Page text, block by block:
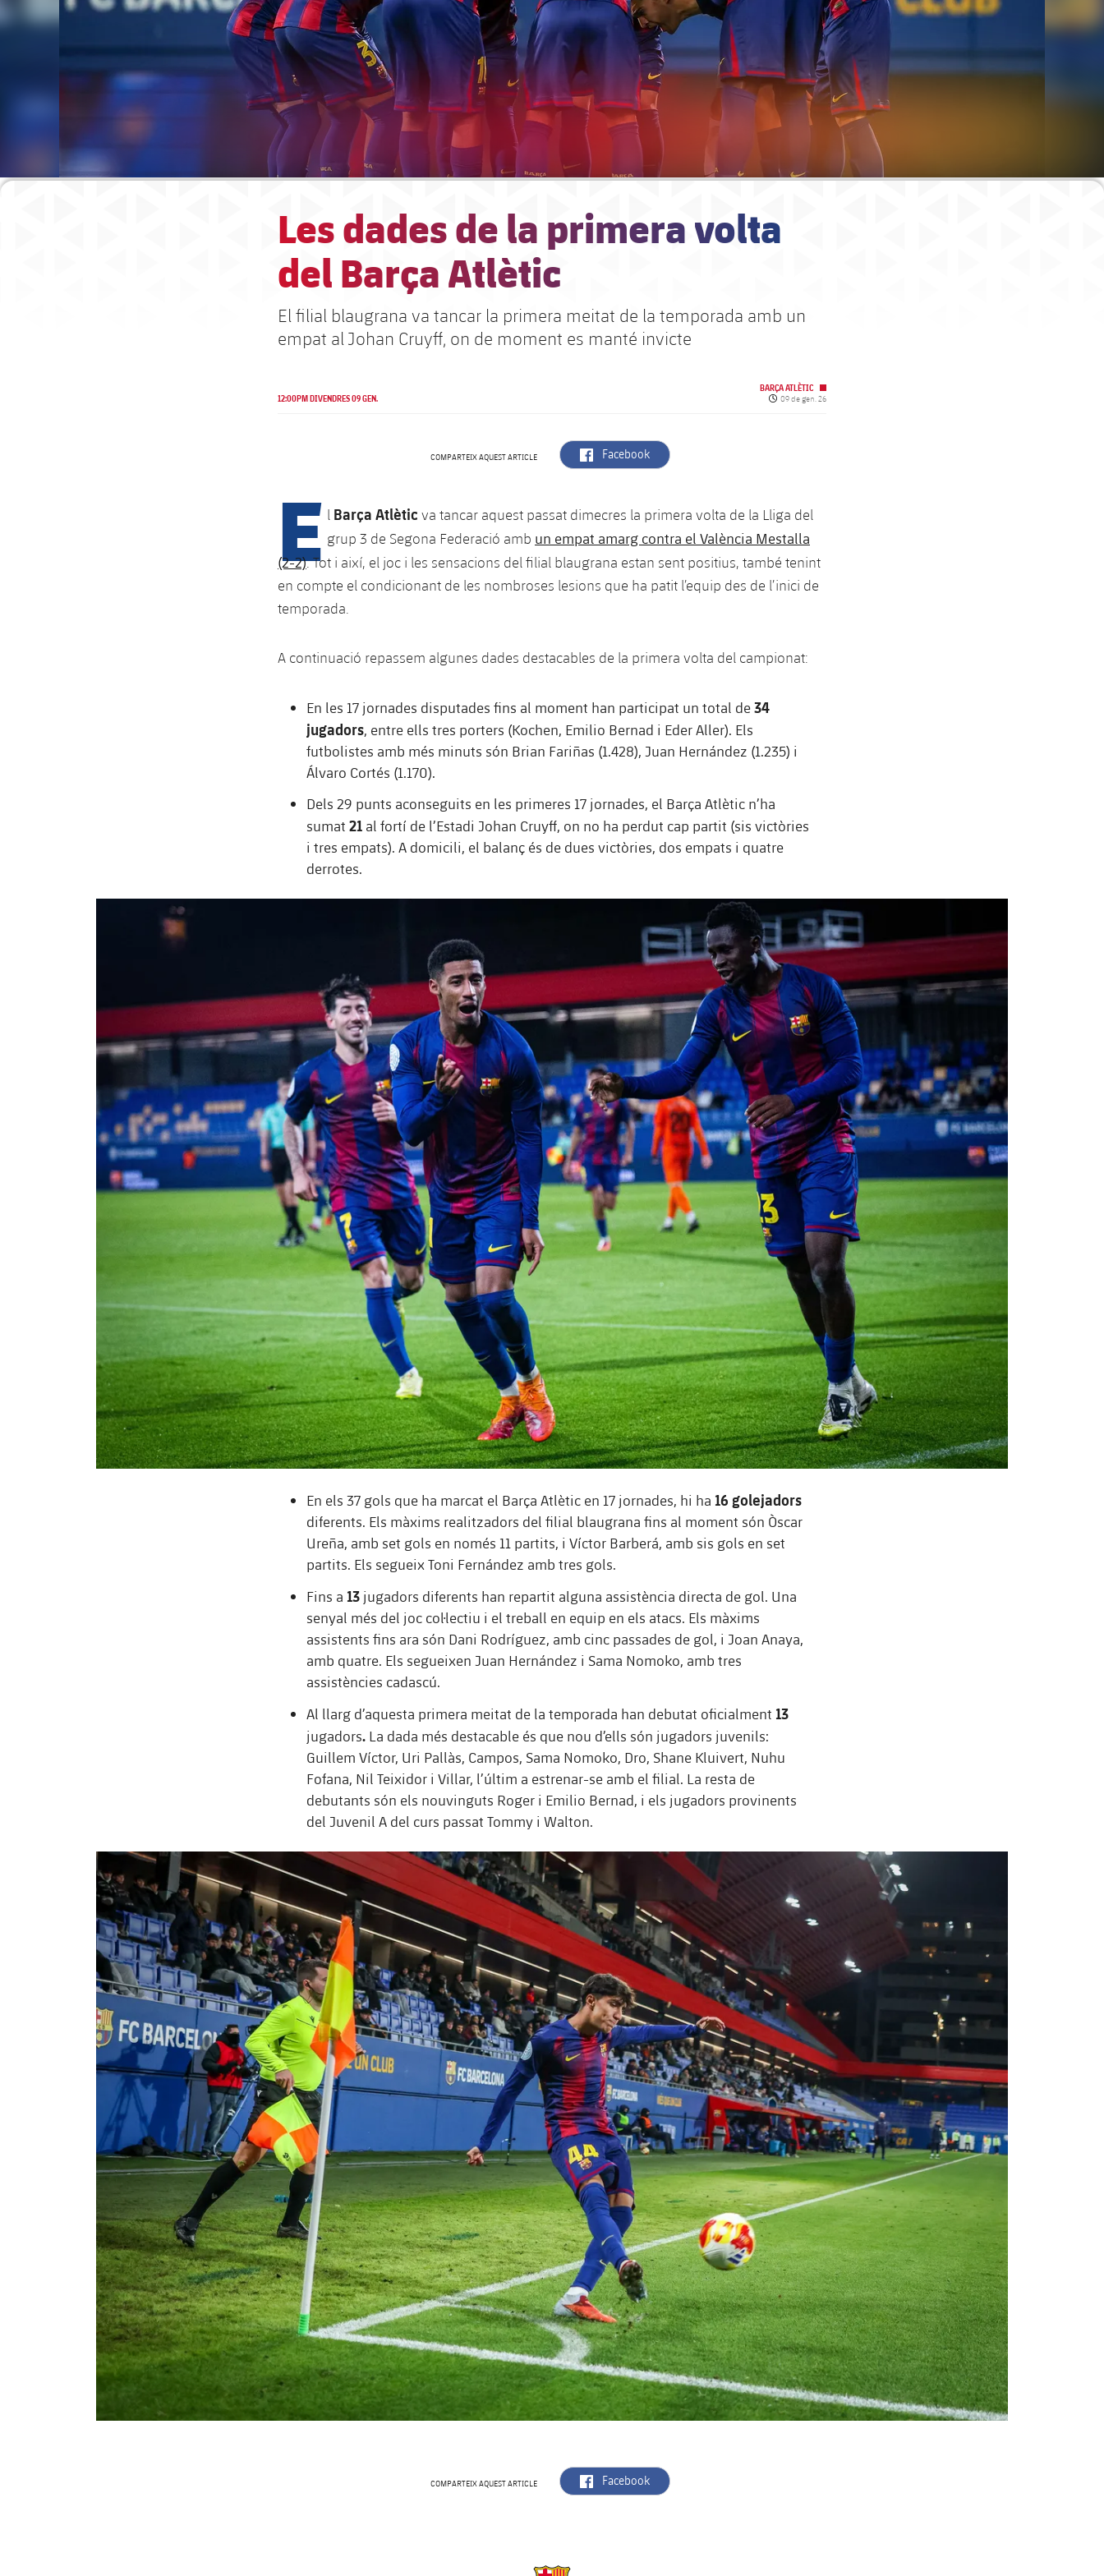
Les dades de la primera volta
del Barça Atlètic
El filial blaugrana va tancar la primera meitat de la temporada amb un
empat al Johan Cruyff, on de moment es manté invicte
12:00PM DIVENDRES 09 GEN.
BARÇA ATLÈTIC
Data de publicació
09 de gen. 26
COMPARTEIX AQUEST ARTICLE label.aria.facebook
Facebook
E l Barça Atlètic va tancar aquest passat dimecres la primera volta de la Lliga del
grup 3 de Segona Federació amb un empat amarg contra el València Mestalla
(2-2). Tot i així, el joc i les sensacions del filial blaugrana estan sent positius, també tenint
en compte el condicionant de les nombroses lesions que ha patit l’equip des de l’inici de
temporada.
A continuació repassem algunes dades destacables de la primera volta del campionat:
En les 17 jornades disputades fins al moment han participat un total de34
jugadors, entre ells tres porters (Kochen, Emilio Bernad i Eder Aller). Els
futbolistes amb més minuts són Brian Fariñas (1.428), Juan Hernández (1.235) i
Álvaro Cortés (1.170).
Dels 29 punts aconseguits en les primeres 17 jornades, el Barça Atlètic n’ha
sumat 21 al fortí de l’Estadi Johan Cruyff, on no ha perdut cap partit (sis victòries
i tres empats). A domicili, el balanç és de dues victòries, dos empats i quatre
derrotes.
En els 37 gols que ha marcat el Barça Atlètic en 17 jornades, hi ha 16 golejadors
diferents. Els màxims realitzadors del filial blaugrana fins al moment són Òscar
Ureña, amb set gols en només 11 partits, i Víctor Barberá, amb sis gols en set
partits. Els segueix Toni Fernández amb tres gols.
Fins a 13 jugadors diferents han repartit alguna assistència directa de gol. Una
senyal més del joc col·lectiu i el treball en equip en els atacs. Els màxims
assistents fins ara són Dani Rodríguez, amb cinc passades de gol, i Joan Anaya,
amb quatre. Els segueixen Juan Hernández i Sama Nomoko, amb tres
assistències cadascú.
Al llarg d’aquesta primera meitat de la temporada han debutat oficialment 13
jugadors. La dada més destacable és que nou d’ells són jugadors juvenils:
Guillem Víctor, Uri Pallàs, Campos, Sama Nomoko, Dro, Shane Kluivert, Nuhu
Fofana, Nil Teixidor i Villar, l’últim a estrenar-se amb el filial. La resta de
debutants són els nouvinguts Roger i Emilio Bernad, i els jugadors provinents
del Juvenil A del curs passat Tommy i Walton.
COMPARTEIX AQUEST ARTICLE label.aria.facebook
Facebook